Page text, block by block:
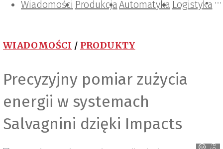
Wiadomości ProdukcjaAutomatyka Logistyka
Projektowanie i konstrukcje
Zarządzanie i IT
Tematy specjalne
WIADOMOŚCI / PRODUKTY
Precyzyjny pomiar zużycia
energii w systemach
Salvagnini dzięki Impacts
Salvagnini